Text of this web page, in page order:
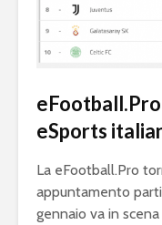
eSports
La eFootball.Pro
appuntamento
gennaio va in